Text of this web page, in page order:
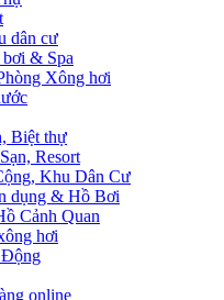
dân cư
& Spa
Xông hơi
Biệt thự
Resort
Khu Dân Cư
dụng & Hồ Bơi
Cảnh Quan
hơi
online